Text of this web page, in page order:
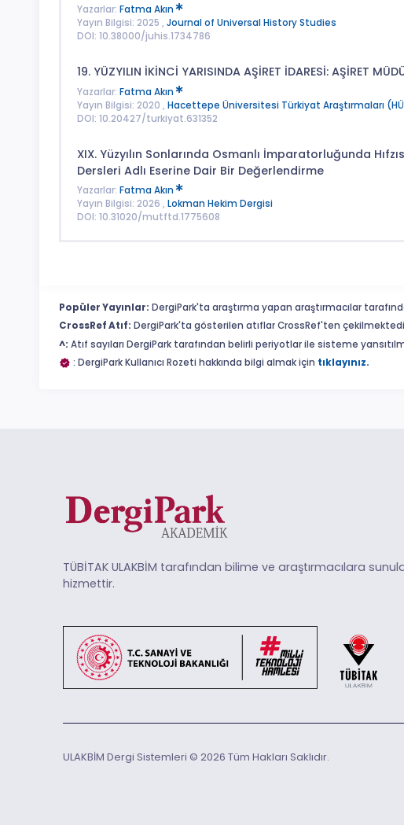
Yazarlar: Fatma Akın
Yayın Bilgisi: 2025 , Journal of Universal History Studies
DOI: 10.38000/juhis.1734786
19. YÜZYILIN İKİNCİ YARISINDA AŞİRET İDARESİ: AŞİRET
Yazarlar: Fatma Akın
Yayın Bilgisi: 2020 , Hacettepe Üniversitesi Türkiyat Araştırmaları
DOI: 10.20427/turkiyat.631352
XIX. Yüzyılın Sonlarında Osmanlı İmparatorluğunda
Dersleri Adlı Eserine Dair Bir Değerlendirme
Yazarlar: Fatma Akın
Yayın Bilgisi: 2026 , Lokman Hekim Dergisi
DOI: 10.31020/mutftd.1775608
Popüler Yayınlar: DergiPark'ta araştırma yapan araştırmacılar
CrossRef Atıf: DergiPark'ta gösterilen atıflar CrossRef'ten
^: Atıf sayıları DergiPark tarafından belirli periyotlar ile sisteme
: DergiPark Kullanıcı Rozeti hakkında bilgi almak için tıklayınız.
TÜBİTAK ULAKBİM tarafından bilime ve araştırmacılara
hizmettir.
ULAKBİM Dergi Sistemleri © 2026 Tüm Hakları Saklıdır.